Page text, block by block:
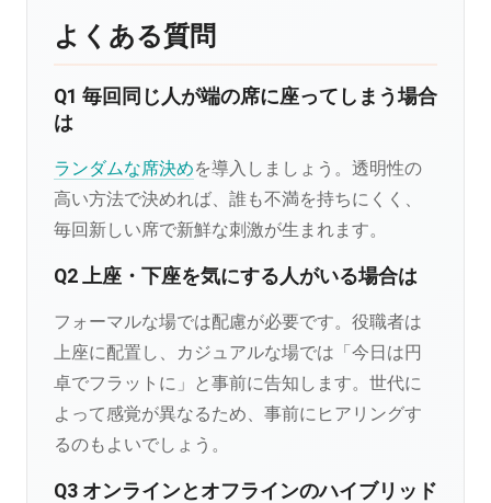
よくある質問
Q1 毎回同じ人が端の席に座ってしまう場合
は
ランダムな席決めを導入しましょう。透明性の
高い方法で決めれば、誰も不満を持ちにくく、
毎回新しい席で新鮮な刺激が生まれます。
Q2 上座・下座を気にする人がいる場合は
フォーマルな場では配慮が必要です。役職者は
上座に配置し、カジュアルな場では「今日は円
卓でフラットに」と事前に告知します。世代に
よって感覚が異なるため、事前にヒアリングす
るのもよいでしょう。
Q3 オンラインとオフラインのハイブリッド